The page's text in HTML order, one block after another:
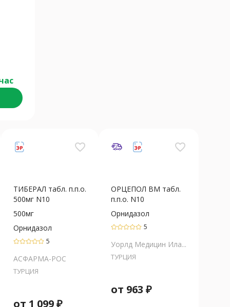
favorite_border
ТИБЕРАЛ табл. п.п.о.
500мг N10
500мг
Орнидазол
5
АСФАРМА-РОС
ТУРЦИЯ
от 1 099₽
favorite_border
ОРЦЕПОЛ ВМ табл.
п.п.о. N10
Орнидазол
5
Уорлд Медицин Ила...
ТУРЦИЯ
от 963 ₽